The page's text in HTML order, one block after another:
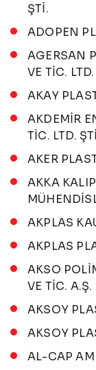
ŞTİ.
ADOPEN
AGERSAN
VE TİC.
AKAY
AKDEMİR
TİC. LTD.
AKER
AKKA
AKPLAS
AKPLAS
AKSO
VE TİC. A.Ş.
AKSOY
AKSOY
AL-CAP